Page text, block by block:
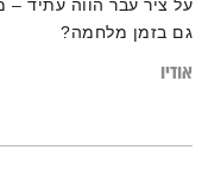
על ציר עבר הווה עתיד
גם בזמן מלחמה?
אודיו